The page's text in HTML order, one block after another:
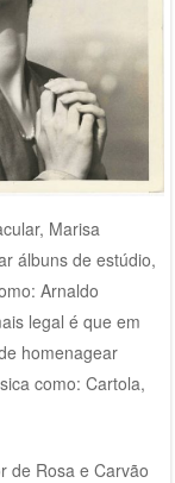
Marisa
álbuns de estúdio,
Arnaldo
legal é que em
homenagear
como: Cartola,
de Rosa e Carvão